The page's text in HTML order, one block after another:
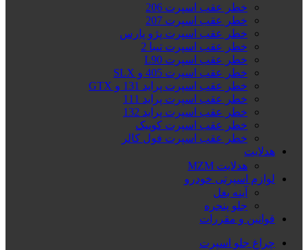
خطر عقب اسپرت 206
خطر عقب اسپرت 207
خطر عقب اسپرت پژو پارس
خطر عقب اسپرت تیبا 2
خطر عقب اسپرت L90
خطر عقب اسپرت 405 و SLX
خطر عقب اسپرت پراید 131 و GTX
خطر عقب اسپرت پراید 111
خطر عقب اسپرت پراید 132
خطر عقب اسپرت کوییک
خطر عقب اسپرت فول کالر
هدلایت
هدلایت MZM
لوازم اسپرتی خودرو
آینه بغل
جلو پنجره
قوانین و مقررات
چراغ جلو اسپرت